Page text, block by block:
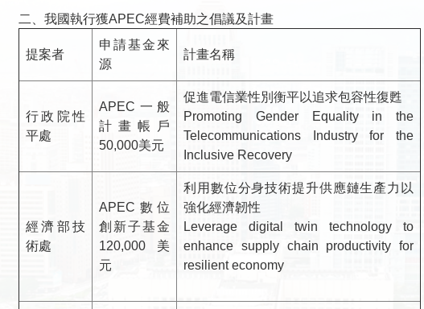
二、我國執行獲APEC經費補助之倡議及計畫
提案者
申請基金來
源
計畫名稱
行政院性
平處
APEC一般
計畫帳戶
50,000美元
促進電信業性別衡平以追求包容性復甦
Promoting Gender Equality in the
Telecommunications Industry for the
Inclusive Recovery
經濟部技
術處
APEC數位
創新子基金
120,000美
元
利用數位分身技術提升供應鏈生產力以
強化經濟韌性
Leverage digital twin technology to
enhance supply chain productivity for
resilient economy